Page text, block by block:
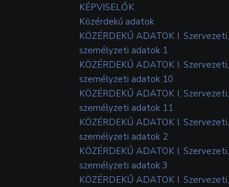
KÉPVISELŐK
Közérdekű adatok
KÖZÉRDEKŰ ADATOK I. Szervezeti,
személyzeti adatok 1
KÖZÉRDEKŰ ADATOK I. Szervezeti,
személyzeti adatok 10
KÖZÉRDEKŰ ADATOK I. Szervezeti,
személyzeti adatok 11
KÖZÉRDEKŰ ADATOK I. Szervezeti,
személyzeti adatok 2
KÖZÉRDEKŰ ADATOK I. Szervezeti,
személyzeti adatok 3
KÖZÉRDEKŰ ADATOK I. Szervezeti,